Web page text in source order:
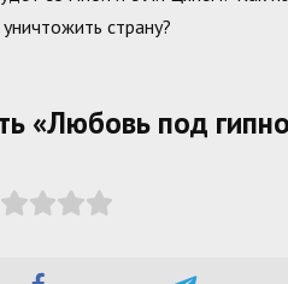
страну?
«Любовь под